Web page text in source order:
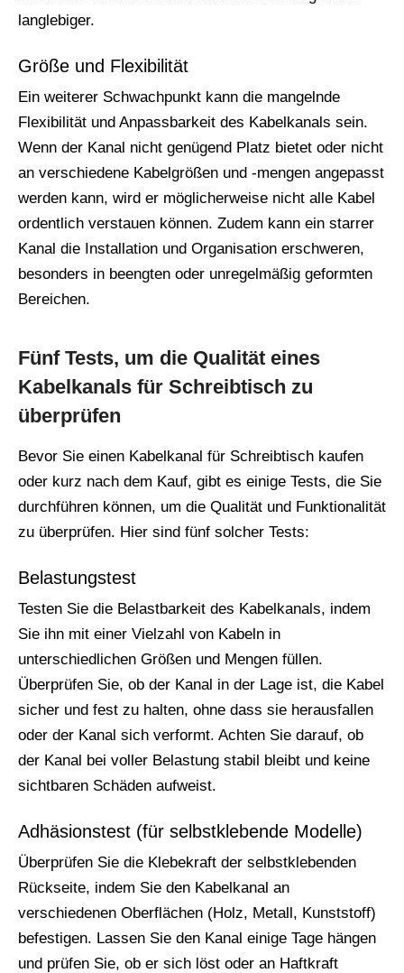
langlebiger.
Größe und Flexibilität
Ein weiterer Schwachpunkt kann die mangelnde
Flexibilität und Anpassbarkeit des Kabelkanals sein.
Wenn der Kanal nicht genügend Platz bietet oder nicht
an verschiedene Kabelgrößen und -mengen angepasst
werden kann, wird er möglicherweise nicht alle Kabel
ordentlich verstauen können. Zudem kann ein starrer
Kanal die Installation und Organisation erschweren,
besonders in beengten oder unregelmäßig geformten
Bereichen.
Fünf Tests, um die Qualität eines
Kabelkanals für Schreibtisch zu
überprüfen
Bevor Sie einen Kabelkanal für Schreibtisch kaufen
oder kurz nach dem Kauf, gibt es einige Tests, die Sie
durchführen können, um die Qualität und Funktionalität
zu überprüfen. Hier sind fünf solcher Tests:
Belastungstest
Testen Sie die Belastbarkeit des Kabelkanals, indem
Sie ihn mit einer Vielzahl von Kabeln in
unterschiedlichen Größen und Mengen füllen.
Überprüfen Sie, ob der Kanal in der Lage ist, die Kabel
sicher und fest zu halten, ohne dass sie herausfallen
oder der Kanal sich verformt. Achten Sie darauf, ob
der Kanal bei voller Belastung stabil bleibt und keine
sichtbaren Schäden aufweist.
Adhäsionstest (für selbstklebende Modelle)
Überprüfen Sie die Klebekraft der selbstklebenden
Rückseite, indem Sie den Kabelkanal an
verschiedenen Oberflächen (Holz, Metall, Kunststoff)
befestigen. Lassen Sie den Kanal einige Tage hängen
und prüfen Sie, ob er sich löst oder an Haftkraft